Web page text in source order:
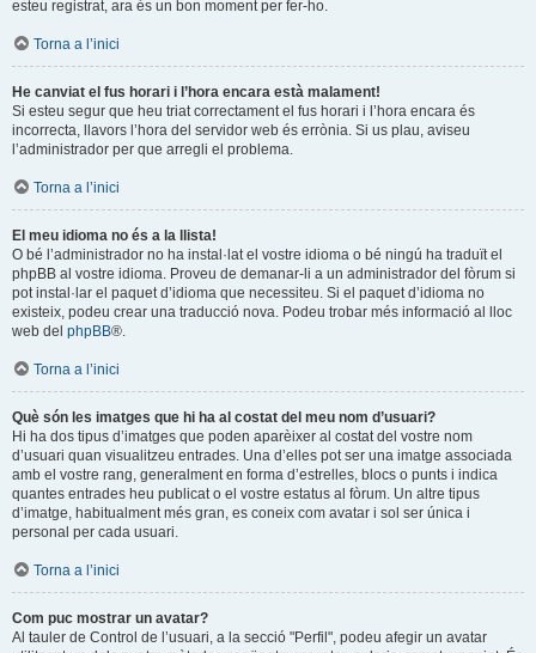
esteu registrat, ara és un bon moment per fer-ho.
Torna a l’inici
He canviat el fus horari i l’hora encara està malament!
Si esteu segur que heu triat correctament el fus horari i l’hora encara és
incorrecta, llavors l’hora del servidor web és errònia. Si us plau, aviseu
l’administrador per que arregli el problema.
Torna a l’inici
El meu idioma no és a la llista!
O bé l’administrador no ha instal·lat el vostre idioma o bé ningú ha traduït el
phpBB al vostre idioma. Proveu de demanar-li a un administrador del fòrum si
pot instal·lar el paquet d’idioma que necessiteu. Si el paquet d’idioma no
existeix, podeu crear una traducció nova. Podeu trobar més informació al lloc
web del phpBB®.
Torna a l’inici
Què són les imatges que hi ha al costat del meu nom d’usuari?
Hi ha dos tipus d’imatges que poden aparèixer al costat del vostre nom
d’usuari quan visualitzeu entrades. Una d’elles pot ser una imatge associada
amb el vostre rang, generalment en forma d’estrelles, blocs o punts i indica
quantes entrades heu publicat o el vostre estatus al fòrum. Un altre tipus
d’imatge, habitualment més gran, es coneix com avatar i sol ser única i
personal per cada usuari.
Torna a l’inici
Com puc mostrar un avatar?
Al tauler de Control de l’usuari, a la secció "Perfil", podeu afegir un avatar